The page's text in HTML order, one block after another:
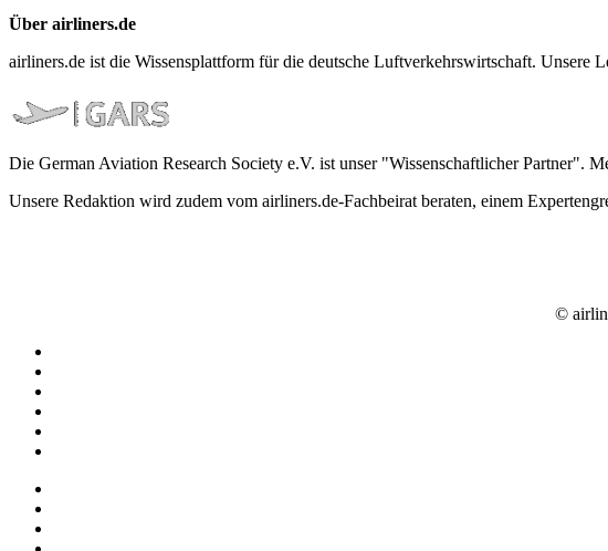
Über airliners.de
airliners.de ist die Wissensplattform für die deutsche Luftverkehrswirtschaft. Unsere
Die German Aviation Research Society e.V. ist unser "Wissenschaftlicher Partner".
Unsere Redaktion wird zudem vom airliners.de-Fachbeirat beraten, einem
©